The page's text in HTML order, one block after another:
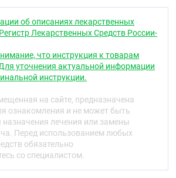
поверхность кожи головы и не
не утяжеляет волосы и не
как обладает легкой не
Рекомендованный курс
возможно постоянное
об описаниях лекарственных
Лекарственных Средств России-
что инструкция к товарам
уточнения актуальной информации
инструкции.
на сайте, предназначена
ознакомления и не может быть
назначения лечения или замены
Перед использованием любых
обязательно
со специалистом.